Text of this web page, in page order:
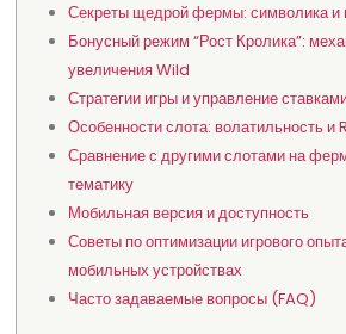
Секреты щедрой фермы: символика и
Бонусный режим “Рост Кролика”:
увеличения Wild
Стратегии игры и управление
Особенности слота: волатильность и
Сравнение с другими слотами на
тематику
Мобильная версия и доступность
Советы по оптимизации игрового
мобильных устройствах
Часто задаваемые вопросы (FAQ)